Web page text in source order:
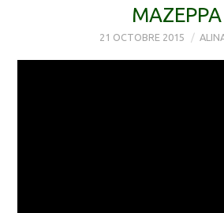
MAZEPPA
21 OCTOBRE 2015